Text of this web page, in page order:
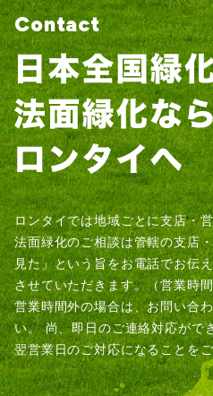
Contact
ロンタイでは地域ごとに支店・
法面緑化のご相談は管轄の支店
見た」という旨をお電話でお伝
させていただきます。（営業時
営業時間外の場合は、お問い合
い。尚、即日のご連絡対応がで
翌営業日のご対応になることを